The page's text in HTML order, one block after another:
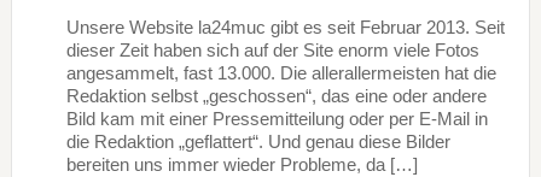
Unsere Website la24muc gibt es seit Februar 2013. Seit
dieser Zeit haben sich auf der Site enorm viele Fotos
angesammelt, fast 13.000. Die allerallermeisten hat die
Redaktion selbst „geschossen“, das eine oder andere
Bild kam mit einer Pressemitteilung oder per E-Mail in
die Redaktion „geflattert“. Und genau diese Bilder
bereiten uns immer wieder Probleme, da […]